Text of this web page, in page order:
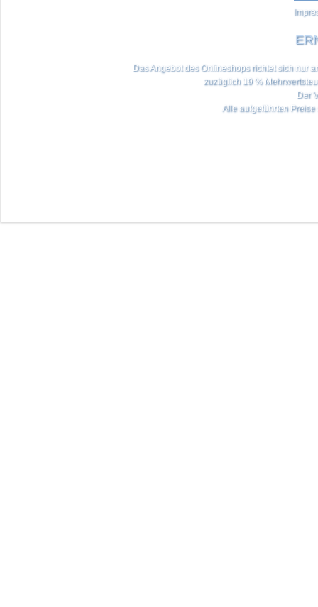
Das Angebot des Onlineshops richtet sich nur
zuzüglich 19 %
Der
Alle aufgeführten